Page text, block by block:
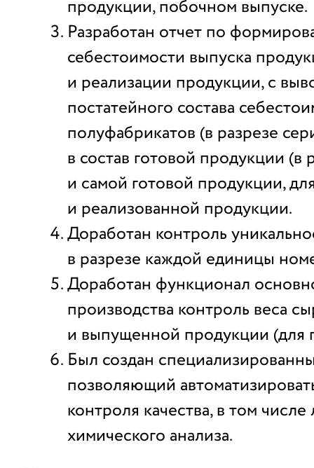
продукции, побочном выпуске.
Разработан отчет по
себестоимости выпуска
и реализации продукции, с
постатейного состава
полуфабрикатов (в разрезе
в состав готовой продукции (в
и самой готовой продукции,
и реализованной продукции.
Доработан контроль
в разрезе каждой единицы
Доработан функционал
производства контроль веса
и выпущенной продукции (для
Был создан
позволяющий
контроля качества, в том
химического анализа.